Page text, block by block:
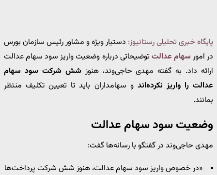
پایگاه خبری تحلیلی رستانیوز: دستیار ویژه و مشاور رئیس سازمان بورس
در امور سهام عدالتتوضیحاتی درباره وضعیت واریز سود سهام عدالت
ارائه داد. به گفته مهدی حاجی‌وند، هنوز شش شرکت سود سهام
عدالت را واریز نکرده‌اند و سهامداران باید تا تعیین تکلیف منتظر
بمانند.
وضعیت سود سهام عدالت
مهدی حاجی‌وند در گفتگو با رسانه‌ها گفت:
«در خصوص واریز سود سهام عدالت، هنوز شش شرکت پرداخت‌ها